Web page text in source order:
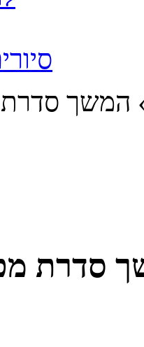
המשך סדרת
סדרת